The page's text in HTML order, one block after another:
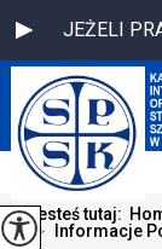
JEŻELI
Jesteś tutaj:
>
Informacje